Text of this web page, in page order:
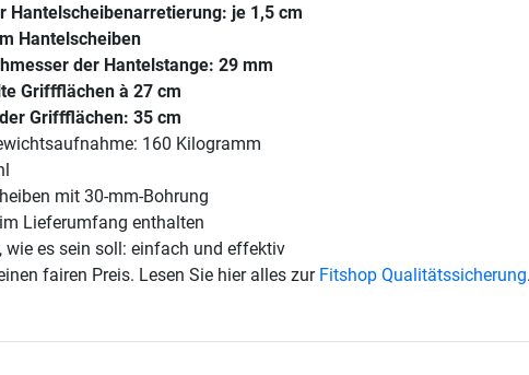
Hantelscheibenarretierung: je 1,5 cm
Hantelscheiben
der Hantelstange: 29 mm
Griffflächen à 27 cm
Griffflächen: 35 cm
160 Kilogramm
mit 30-mm-Bohrung
Lieferumfang enthalten
wie es sein soll: einfach und effektiv
fairen Preis. Lesen Sie hier alles zur Fitshop Qualitätssicherung.